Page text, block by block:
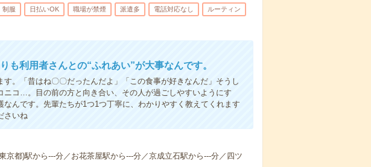
制服 日払いOK 職場が禁煙 派遣多 電話対応なし ルーティン
も利用者さんとの“ふれあい”が大事なんです。
。「昔はね〇〇だったんだよ」「この食事が好きなんだ」そうし
ニコ…。目の前の方と向き合い、その人が過ごしやすいようにす
んです。先輩たちが1つ1つ丁寧に、わかりやすく教えてくれます
さいね
京都)駅から---分／お花茶屋駅から---分／京成立石駅から---分／四ツ